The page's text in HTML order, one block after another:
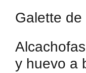
Galette
y huevo a